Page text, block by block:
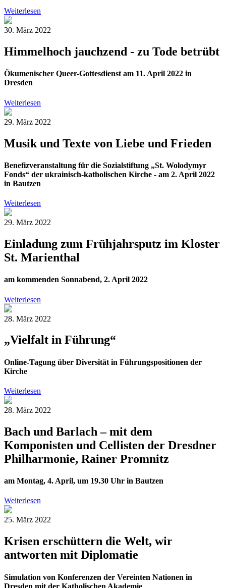
Weiterlesen
30. März 2022
Himmelhoch jauchzend - zu Tode betrübt
Ökumenischer Queer-Gottesdienst am 11. April 2022 in
Dresden
Weiterlesen
29. März 2022
Musik und Texte von Liebe und Frieden
Benefizveranstaltung für die Sozialstiftung „St. Wolodymyr
Fonds“ der ukrainisch-katholischen Kirche - am 2. April 2022
in Bautzen
Weiterlesen
29. März 2022
Einladung zum Frühjahrsputz im Kloster
St. Marienthal
am kommenden Sonnabend, 2. April 2022
Weiterlesen
28. März 2022
„Vielfalt in Führung“
Online-Tagung über Diversität in Führungspositionen der
Kirche
Weiterlesen
28. März 2022
Bach und Barlach – mit dem
Komponisten und Cellisten der Dresdner
Philharmonie, Rainer Promnitz
am Montag, 4. April, um 19.30 Uhr in Bautzen
Weiterlesen
25. März 2022
Krisen erschüttern die Welt, wir
antworten mit Diplomatie
Simulation von Konferenzen der Vereinten Nationen in
Dresden mit der Katholischen Akademie